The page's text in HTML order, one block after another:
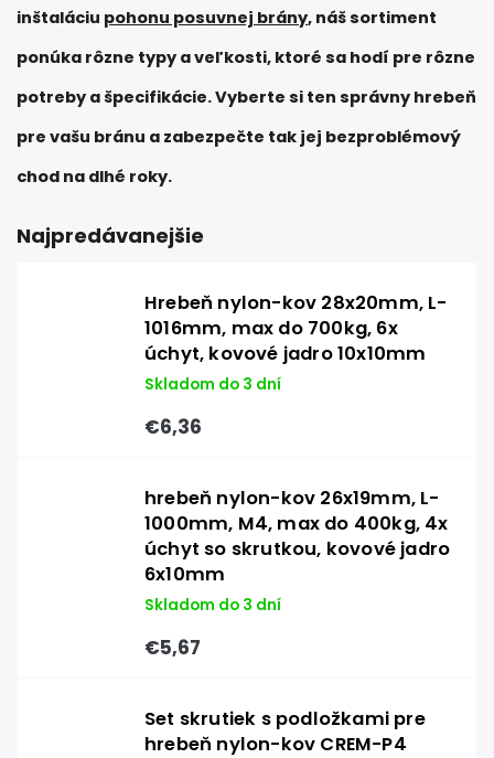
inštaláciu pohonu posuvnej brány, náš sortiment
ponúka rôzne typy a veľkosti, ktoré sa hodí pre rôzne
potreby a špecifikácie. Vyberte si ten správny hrebeň
pre vašu bránu a zabezpečte tak jej bezproblémový
chod na dlhé roky.
Najpredávanejšie
Hrebeň nylon-kov 28x20mm, L-
1016mm, max do 700kg, 6x
úchyt, kovové jadro 10x10mm
Skladom do 3 dní
€6,36
hrebeň nylon-kov 26x19mm, L-
1000mm, M4, max do 400kg, 4x
úchyt so skrutkou, kovové jadro
6x10mm
Skladom do 3 dní
€5,67
Set skrutiek s podložkami pre
hrebeň nylon-kov CREM-P4